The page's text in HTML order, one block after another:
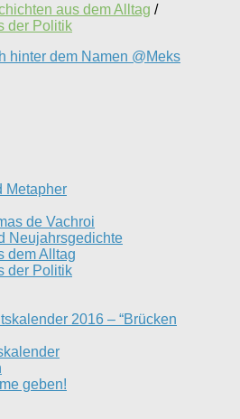
aus dem Alltag /
der Politik
hinter dem Namen @Meks
Metapher
de Vachroi
Neujahrsgedichte
dem Alltag
der Politik
2016 – “Brücken
geben!